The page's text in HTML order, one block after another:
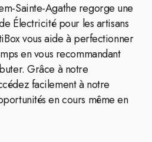
Sainte-Agathe regorge une
Électricité pour les artisans
vous aide à perfectionner
en vous recommandant
Grâce à notre
facilement à notre
en cours même en